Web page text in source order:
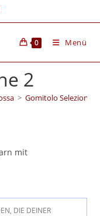
0 Menü
2
> Gomitolo Selezione 2
mit
DIE DEINER